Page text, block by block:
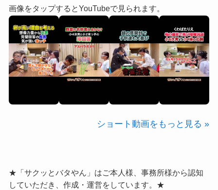
画像をタップするとYouTubeで見られます。
ショート動画をもっと見る »
★「サクッとバタやん」はご本人様、事務所様から認知
していただき、作成・運営をしています。★